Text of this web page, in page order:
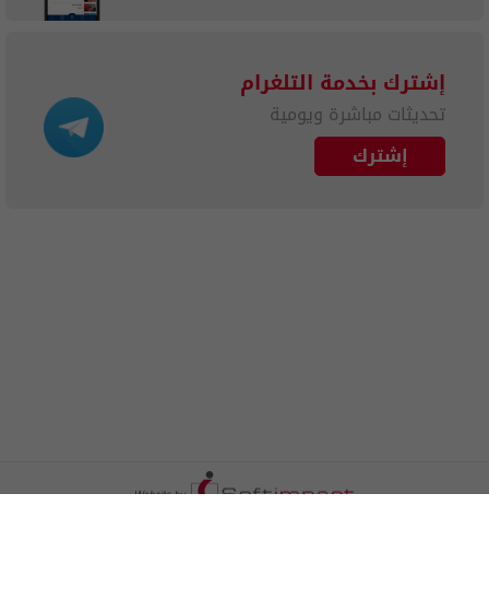
إشترك بخدمة التلغرام
تحديثات مباشرة ويومية
إشترك